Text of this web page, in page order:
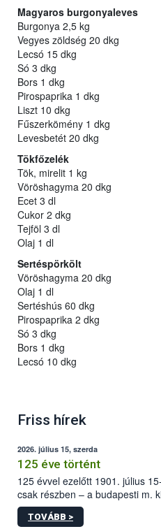
Magyaros burgonyaleves
Burgonya 2,5 kg
Vegyes zöldség 20 dkg
Lecsó 15 dkg
Só 3 dkg
Bors 1 dkg
Pirospaprika 1 dkg
Liszt 10 dkg
Fűszerkömény 1 dkg
Levesbetét 20 dkg
Tökfőzelék
Tök, mirelit 1 kg
Vöröshagyma 20 dkg
Ecet 3 dl
Cukor 2 dkg
Tejföl 3 dl
Olaj 1 dl
Sertéspörkölt
Vöröshagyma 20 dkg
Olaj 1 dl
Sertéshús 60 dkg
Pirospaprika 2 dkg
Só 3 dkg
Bors 1 dkg
Lecsó 10 dkg
Friss hírek
2026. július 15, szerda
125 éve történt
125 évvel ezelőtt 1901. július
csak részben – a budapesti m.
állomás a Kis Rókus utca 15.
tervezett új épületébe.
TOVÁBB >